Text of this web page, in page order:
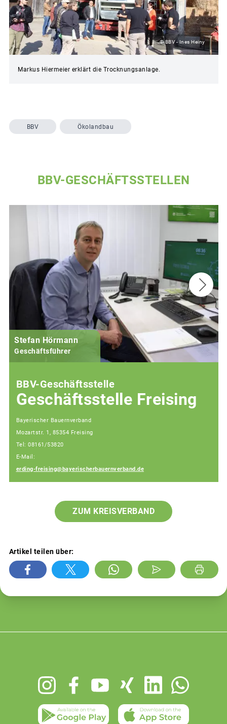
© BBV - Ines Heiny
Markus Hiermeier erklärt die Trocknungsanlage.
BBV Ökolandbau
BBV-GESCHÄFTSSTELLEN
Stefan Hörmann
Geschäftsführer
BBV-Geschäftsstelle
Geschäftsstelle Freising
Bayerischer Bauernverband
Mozartstr. 1, 85354 Freising
Tel: 08161/53820
E-Mail:
erding-freising@bayerischerbauernverband.de
ZUM KREISVERBAND
Artikel teilen über: